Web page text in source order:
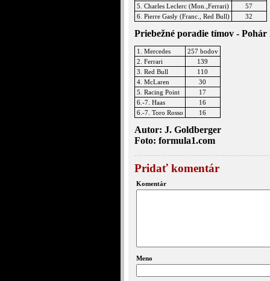
5. Charles Leclerc (Mon.,Ferrari)
57
6. Pierre Gasly (Franc., Red Bull)
32
Priebežné poradie tímov -
1. Mercedes
257 bodov
2. Ferrari
139
3. Red Bull
110
4. McLaren
30
5. Racing Point
17
6.-7. Haas
16
6.-7. Toro Rosso
16
Autor: J. Goldberger
Foto: formula1.com
Pridať komentár
Komentár
Meno